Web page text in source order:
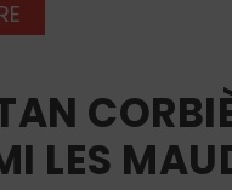
LES